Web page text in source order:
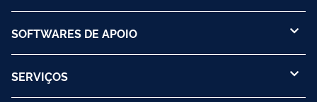
SOFTWARES DE APOIO
SERVIÇOS